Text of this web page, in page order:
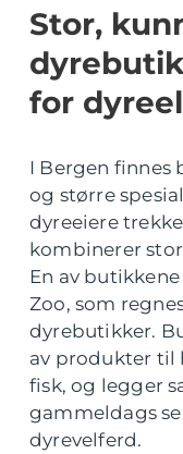
Stor,
for
I Bergen finnes
og større
dyreeiere
kombinerer
En av
Zoo, som
dyrebutikker.
av produkter til
fisk, og legger
gammeldags
dyrevelferd.